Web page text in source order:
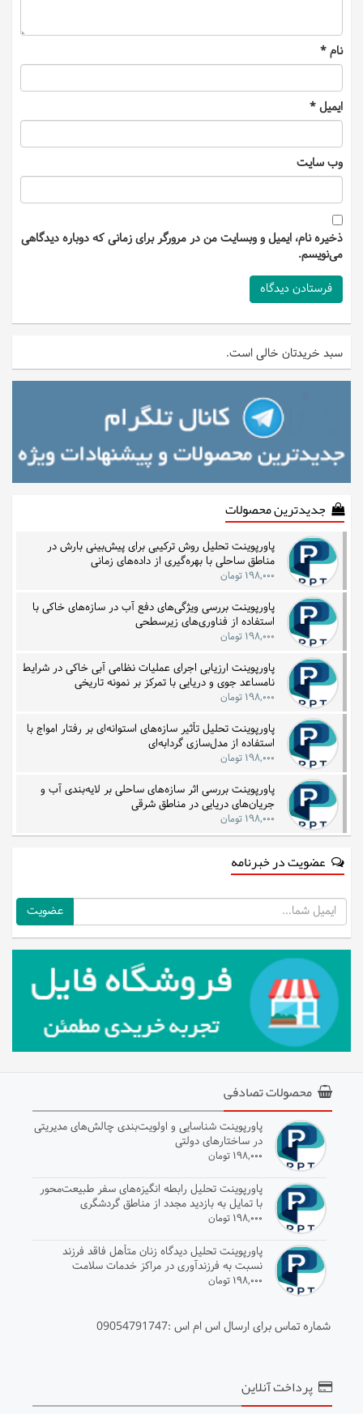
نام*
ایمیل*
وب‌ سایت
ذخیره نام، ایمیل و وبسایت من در مرورگر برای زمانی که دوباره دیدگاهی
می‌نویسم.
سبد خریدتان خالی است.
جدیدترین محصولات
پاورپوینت تحلیل روش ترکیبی برای پیش‌بینی بارش در
مناطق ساحلی با بهره‌گیری از داده‌های زمانی
۱۹۸,۰۰۰ تومان
پاورپوینت بررسی ویژگی‌های دفع آب در سازه‌های خاکی با
استفاده از فناوری‌های زیرسطحی
۱۹۸,۰۰۰ تومان
پاورپوینت ارزیابی اجرای عملیات نظامی آبی خاکی در شرایط
نامساعد جوی و دریایی با تمرکز بر نمونه تاریخی
۱۹۸,۰۰۰ تومان
پاورپوینت تحلیل تأثیر سازه‌های استوانه‌ای بر رفتار امواج با
استفاده از مدل‌سازی گردابه‌ای
۱۹۸,۰۰۰ تومان
پاورپوینت بررسی اثر سازه‌های ساحلی بر لایه‌بندی آب و
جریان‌های دریایی در مناطق شرقی
۱۹۸,۰۰۰ تومان
عضویت در خبرنامه
ایمیل
محصولات تصادفی
پاورپوینت شناسایی و اولویت‌بندی چالش‌های مدیریتی
در ساختارهای دولتی
۱۹۸,۰۰۰ تومان
پاورپوینت تحلیل رابطه انگیزه‌های سفر طبیعت‌محور
با تمایل به بازدید مجدد از مناطق گردشگری
۱۹۸,۰۰۰ تومان
پاورپوینت تحلیل دیدگاه زنان متأهل فاقد فرزند
نسبت به فرزندآوری در مراکز خدمات سلامت
۱۹۸,۰۰۰ تومان
شماره تماس برای ارسال اس ام اس :09054791747
پرداخت آنلاین